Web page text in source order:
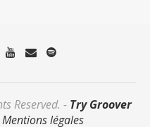
Reserved. - Try Groover
légales